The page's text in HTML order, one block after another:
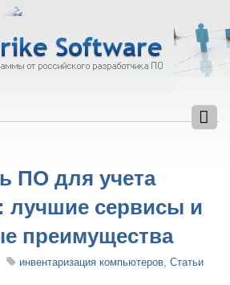
ПО для учета
лучшие сервисы и
преимущества
инвентаризация компьютеров,Статьи